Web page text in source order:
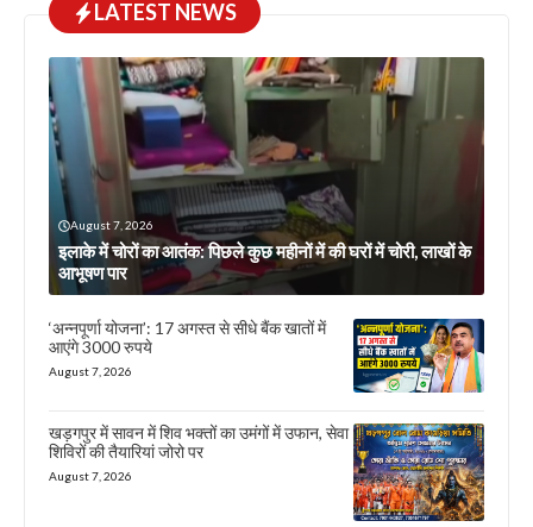
LATEST NEWS
August 7, 2026
इलाके में चोरों का आतंक: पिछले कुछ महीनों में की घरों में चोरी, लाखों के
आभूषण पार
‘अन्नपूर्णा योजना’: 17 अगस्त से सीधे बैंक खातों में
आएंगे 3000 रुपये
August 7, 2026
खड़गपुर में सावन में शिव भक्तों का उमंगों में उफान, सेवा
शिविरों की तैयारियां जोरो पर
August 7, 2026